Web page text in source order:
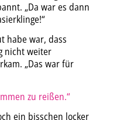
„Da war es dann
habe war, dass
nicht weiter
„Das war für
zu reißen.“
ein bisschen locker